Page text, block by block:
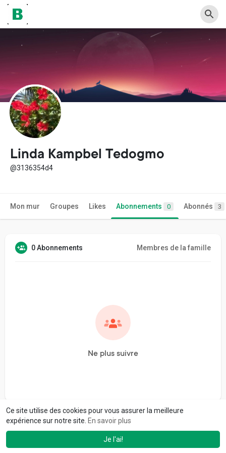
Ce site utilise des cookies pour vous assurer la meilleure
expérience sur notre site. En savoir plus
Je l'ai!
Linda Kampbel Tedogmo
@3136354d4
Mon mur Groupes Likes Abonnements 0 Abonnés 3
0 Abonnements Membres de la famille
Ne plus suivre